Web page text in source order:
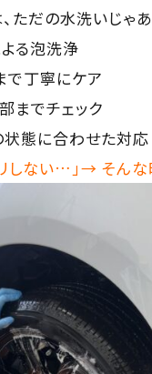
ただの水洗いじゃ
る泡洗浄
で丁寧にケア
までチェック
状態に合わせた対応
しない…」→ そん